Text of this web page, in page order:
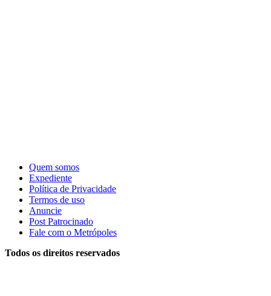
Quem somos
Expediente
Política de Privacidade
Termos de uso
Anuncie
Post Patrocinado
Fale com o Metrópoles
Todos os direitos reservados